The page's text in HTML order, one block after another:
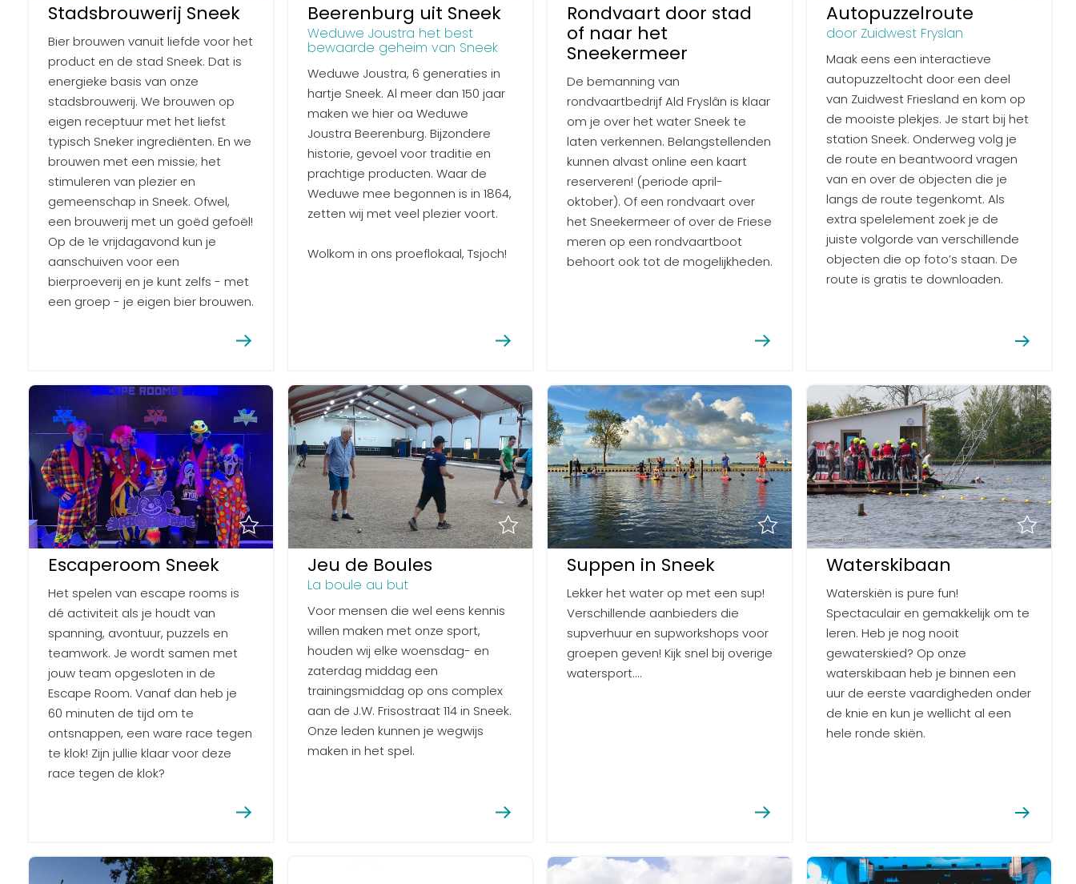
Stadsbrouwerij Sneek
Bier brouwen vanuit liefde voor het
product en de stad Sneek. Dat is
energieke basis van onze
stadsbrouwerij. We brouwen op
eigen receptuur met het liefst
typisch Sneker ingrediënten. En we
brouwen met een missie; het
stimuleren van plezier en
gemeenschap in Sneek. Ofwel,
een brouwerij met un goëd gefoël!
Op de 1e vrijdagavond kun je
aanschuiven voor een
bierproeverij en je kunt zelfs - met
een groep - je eigen bier brouwen.
Beerenburg uit Sneek
Weduwe Joustra het best
bewaarde geheim van Sneek
Weduwe Joustra, 6 generaties in
hartje Sneek. Al meer dan 150 jaar
maken we hier oa Weduwe
Joustra Beerenburg. Bijzondere
historie, gevoel voor traditie en
prachtige producten. Waar de
Weduwe mee begonnen is in 1864,
zetten wij met veel plezier voort.
Wolkom in ons proeflokaal, Tsjoch!
Rondvaart door stad
of naar het
Sneekermeer
De bemanning van
rondvaartbedrijf Ald Fryslân is klaar
om je over het water Sneek te
laten verkennen. Belangstellenden
kunnen alvast online een kaart
reserveren! (periode april-
oktober). Of een rondvaart over
het Sneekermeer of over de Friese
meren op een rondvaartboot
behoort ook tot de mogelijkheden.
Autopuzzelroute
door Zuidwest Fryslan
Maak eens een interactieve
autopuzzeltocht door een deel
van Zuidwest Friesland en kom op
de mooiste plekjes. Je start bij het
station Sneek. Onderweg volg je
de route en beantwoord vragen
van en over de objecten die je
langs de route tegenkomt. Als
extra spelelement zoek je de
juiste volgorde van verschillende
objecten die op foto’s staan. De
route is gratis te downloaden.
Escaperoom Sneek
Het spelen van escape rooms is
dé activiteit als je houdt van
spanning, avontuur, puzzels en
teamwork. Je wordt samen met
jouw team opgesloten in de
Escape Room. Vanaf dan heb je
60 minuten de tijd om te
ontsnappen, een ware race tegen
te klok! Zijn jullie klaar voor deze
race tegen de klok?
Jeu de Boules
La boule au but
Voor mensen die wel eens kennis
willen maken met onze sport,
houden wij elke woensdag- en
zaterdag middag een
trainingsmiddag op ons complex
aan de J.W. Frisostraat 114 in Sneek.
Onze leden kunnen je wegwijs
maken in het spel.
Suppen in Sneek
Lekker het water op met een sup!
Verschillende aanbieders die
supverhuur en supworkshops voor
groepen geven! Kijk snel bij overige
watersport....
Waterskibaan
Waterskiën is pure fun!
Spectaculair en gemakkelijk om te
leren. Heb je nog nooit
gewaterskied? Op onze
waterskibaan heb je binnen een
uur de eerste vaardigheden onder
de knie en kun je wellicht al een
hele ronde skiën.